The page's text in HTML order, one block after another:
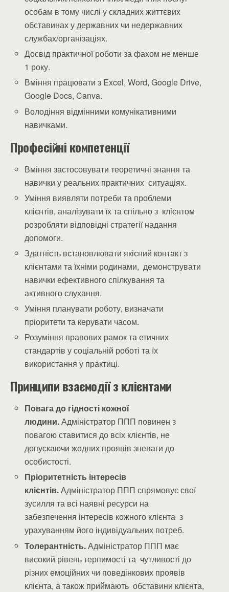
особам в тому числі у складних життєвих
обставинах у державних чи недержавних
службах/організаціях.
Досвід практичної роботи за фахом не менше
1 року.
Вміння працювати з Excel, Word, Google Drive,
Google Docs, Canva.
Володіння відмінними комунікативними
навичками.
Професійні компетенції
Вміння застосовувати теоретичні знання та
навички у реальних практичних ситуаціях.
Уміння виявляти потреби та проблеми
клієнтів, аналізувати їх та спільно з клієнтом
розробляти відповідні стратегії надання
допомоги.
Здатність встановлювати якісний контакт з
клієнтами та їхніми родинами, демонструвати
навички ефективного спілкування та
активного слухання.
Уміння планувати роботу, визначати
пріоритети та керувати часом.
Розуміння правових рамок та етичних
стандартів у соціальній роботі та їх
використання у практиці.
Принципи взаємодії з клієнтами
Повага до гідності кожної
людини.Адміністратор ППП повинен з
повагою ставитися до всіх клієнтів, не
допускаючи жодних проявів зневаги до
особистості.
Пріоритетність інтересів
клієнтів.Адміністратор ППП спрямовує свої
зусилля та всі наявні ресурси на
забезпечення інтересів кожного клієнта з
урахуванням його індивідуальних потреб.
Толерантність.Адміністратор ППП має
високий рівень терпимості та чутливості до
різних емоційних чи поведінкових проявів
клієнта, а також приймають обставини клієнта,